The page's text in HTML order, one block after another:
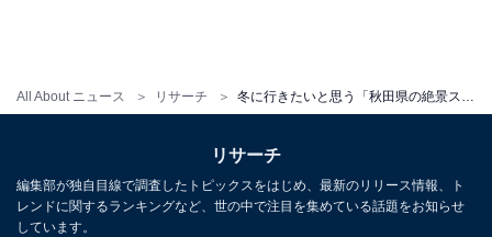
All About ニュース リサーチ
冬に行きたいと思う「山形県の絶景スポット」
リサーチ
編集部が独自目線で調査したトピックスをはじめ、最新のリリース情報、ト
レンドに関するランキングなど、世の中で注目を集めている話題をお知らせ
しています。